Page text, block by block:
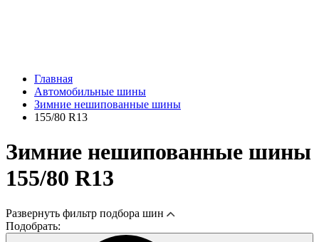
Главная
Автомобильные шины
Зимние нешипованные шины
155/80 R13
Зимние нешипованные шины
155/80 R13
Развернуть фильтр подбора шин
Подобрать: